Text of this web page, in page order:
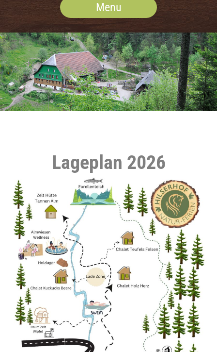
Menu
Lageplan 2026